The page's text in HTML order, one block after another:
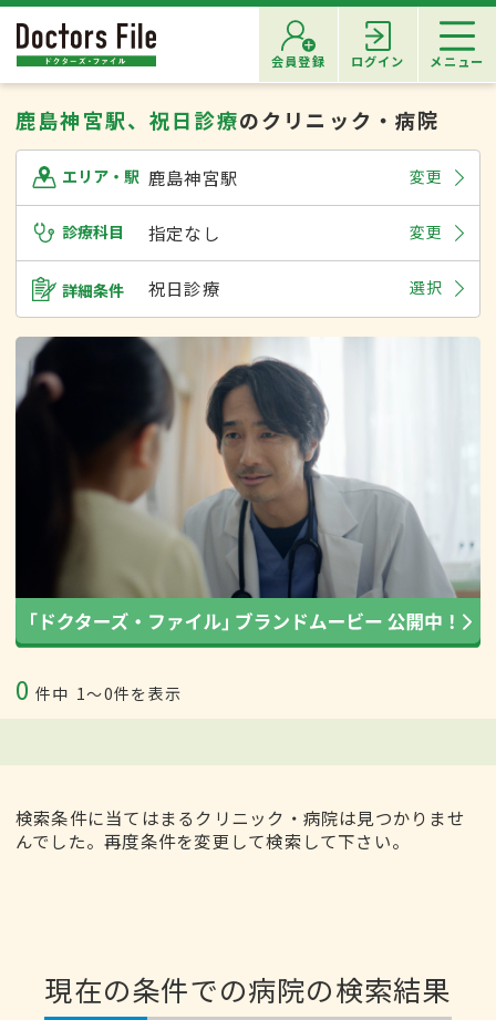
会員登録 ログイン メニュー
鹿島神宮駅、祝日診療のクリニック・病院
エリア・駅 鹿島神宮駅 変更
診療科目 指定なし 変更
詳細条件 祝日診療 選択
0 件中 1〜0件を表示
検索条件に当てはまるクリニック・病院は見つかりませ
んでした。再度条件を変更して検索して下さい。
現在の条件での病院の検索結果